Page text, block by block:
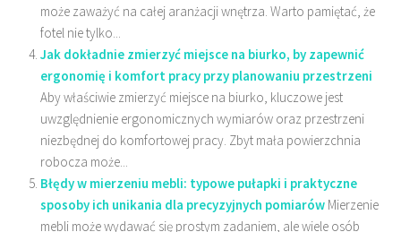
może zaważyć na całej aranżacji wnętrza. Warto pamiętać, że
fotel nie tylko...
Jak dokładnie zmierzyć miejsce na biurko, by zapewnić
ergonomię i komfort pracy przy planowaniu przestrzeni
Aby właściwie zmierzyć miejsce na biurko, kluczowe jest
uwzględnienie ergonomicznych wymiarów oraz przestrzeni
niezbędnej do komfortowej pracy. Zbyt mała powierzchnia
robocza może...
Błędy w mierzeniu mebli: typowe pułapki i praktyczne
sposoby ich unikania dla precyzyjnych pomiarów Mierzenie
mebli może wydawać się prostym zadaniem, ale wiele osób